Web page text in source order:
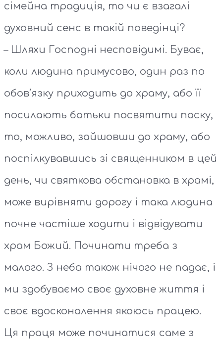
сімейна традиція, то чи є взагалі
духовний сенс в такій поведінці?
– Шляхи Господні несповідимі. Буває,
коли людина примусово, один раз по
обов’язку приходить до храму, або її
посилають батьки посвятити паску,
то, можливо, зайшовши до храму, або
поспілкувавшись зі священником в цей
день, чи святкова обстановка в храмі,
може вирівняти дорогу і така людина
почне частіше ходити і відвідувати
храм Божий. Починати треба з
малого. З неба також нічого не падає, і
ми здобуваємо своє духовне життя і
своє вдосконалення якоюсь працею.
Ця праця може починатися саме з